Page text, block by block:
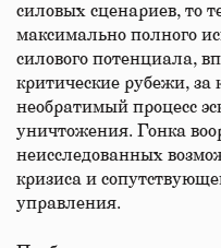
силовых сценариев, то
максимально полного
силового потенциала,
критические рубежи, за
необратимый процесс
уничтожения. Гонка
неисследованных
кризиса и
управления.